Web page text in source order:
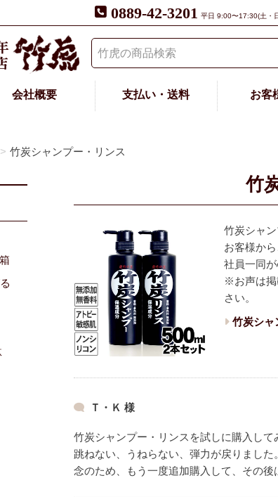
0889-42-3201 平日 9:00〜17:30(土・
会社概要 支払い・送料 お客
竹炭シャンプー・リンス
竹
竹炭シャ
お客様か
社員一同
※お声は掲
さい。
竹炭シャ
Ｔ・Ｋ 様
竹炭シャンプー・リンスを試しに購入して
跳ねない、うねらない、弾力が戻りました。
念のため、もう一度追加購入して、その後